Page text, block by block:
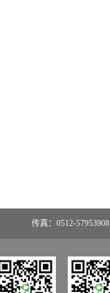
传真：0512-57953908